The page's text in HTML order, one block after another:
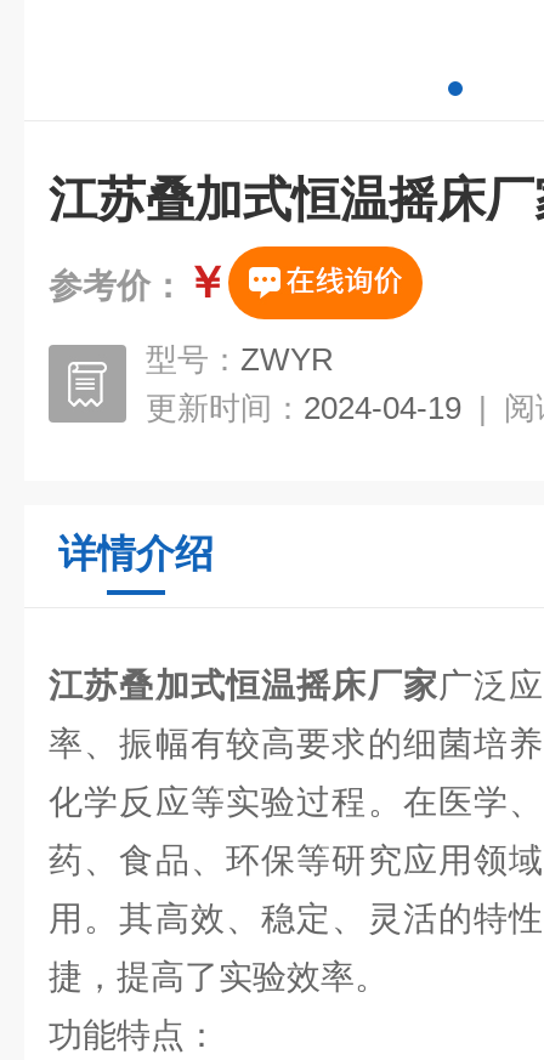
江苏叠加式恒温摇床
参考价： ￥
型号： ZWYR
更新时间： 2024-04-19 | 阅
详情介绍
江苏叠加式恒温摇床厂家广泛
率、振幅有较高要求的细菌培
化学反应等实验过程。在医学
药、食品、环保等研究应用领
用。其高效、稳定、灵活的特
捷，提高了实验效率。
功能特点：